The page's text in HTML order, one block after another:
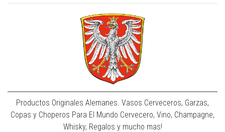
Productos Originales Alemanes. Vasos Cerveceros, Garzas,
Copas y Choperos Para El Mundo Cervecero, Vino, Champagne,
Whisky, Regalos y mucho mas!